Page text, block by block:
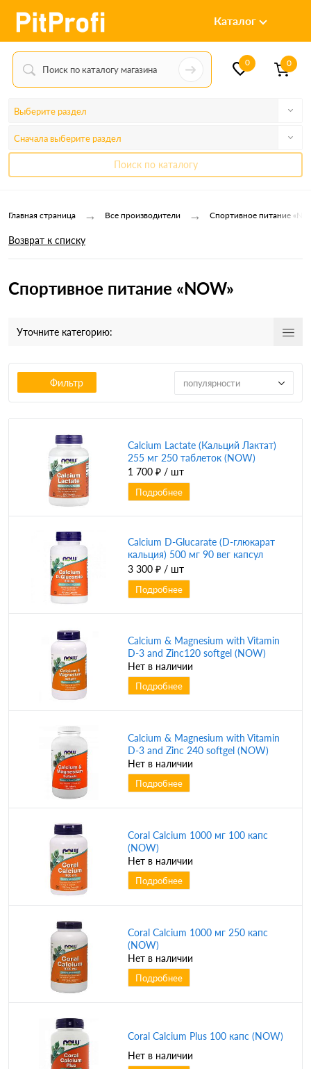
Каталог
0 0
Выберите раздел
Сначала выберите раздел
Поиск по каталогу
Главная страница → Все производители → Спортивное питание
Возврат к списку
Спортивное питание «NOW»
Уточните категорию:
Фильтр популярности
Calcium Lactate (Кальций Лактат)
255 мг 250 таблеток (NOW)
1 700 ₽ / шт
Подробнее
Calcium D-Glucarate (D-глюкарат
кальция) 500 мг 90 вег капсул
(NOW)
3 300 ₽ / шт
Подробнее
Calcium & Magnesium with Vitamin
D-3 and Zinc120 softgel (NOW)
Нет в наличии
Подробнее
Calcium & Magnesium with Vitamin
D-3 and Zinc 240 softgel (NOW)
Нет в наличии
Подробнее
Coral Calcium 1000 мг 100 капс
(NOW)
Нет в наличии
Подробнее
Coral Calcium 1000 мг 250 капс
(NOW)
Нет в наличии
Подробнее
Coral Calcium Plus 100 капс (NOW)
Нет в наличии